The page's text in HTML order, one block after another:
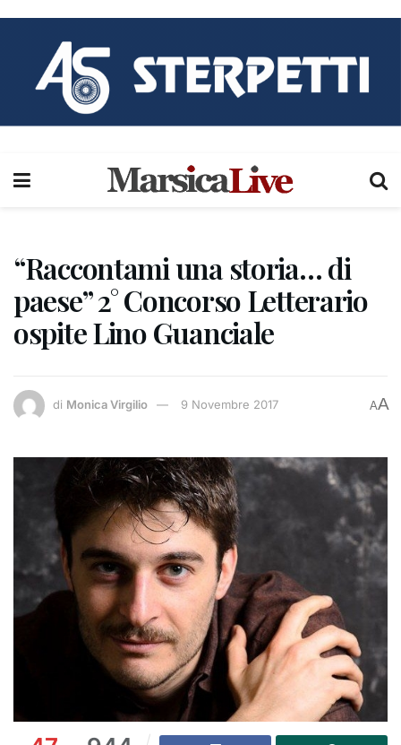
“Raccontami una storia… di
paese” 2° Concorso Letterario
ospite Lino Guanciale
di Monica Virgilio 9 Novembre 2017 AA